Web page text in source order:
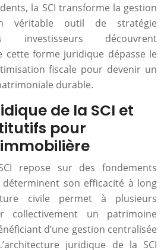
la SCI transforme la gestion
véritable outil de stratégie
investisseurs découvrent
cette forme juridique dépasse le
fiscale pour devenir un
durable.
de la SCI et
pour
repose sur des fondements
son efficacité à long
civile permet à plusieurs
collectivement un patrimoine
d’une gestion centralisée
juridique de la SCI